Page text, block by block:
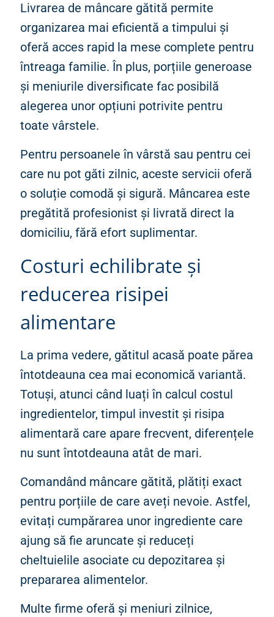
Livrarea de mâncare gătită permite
organizarea mai eficientă a timpului și
oferă acces rapid la mese complete pentru
întreaga familie. În plus, porțiile generoase
și meniurile diversificate fac posibilă
alegerea unor opțiuni potrivite pentru
toate vârstele.
Pentru persoanele în vârstă sau pentru cei
care nu pot găti zilnic, aceste servicii oferă
o soluție comodă și sigură. Mâncarea este
pregătită profesionist și livrată direct la
domiciliu, fără efort suplimentar.
Costuri echilibrate și
reducerea risipei
alimentare
La prima vedere, gătitul acasă poate părea
întotdeauna cea mai economică variantă.
Totuși, atunci când luați în calcul costul
ingredientelor, timpul investit și risipa
alimentară care apare frecvent, diferențele
nu sunt întotdeauna atât de mari.
Comandând mâncare gătită, plătiți exact
pentru porțiile de care aveți nevoie. Astfel,
evitați cumpărarea unor ingrediente care
ajung să fie aruncate și reduceți
cheltuielile asociate cu depozitarea și
prepararea alimentelor.
Multe firme oferă și meniuri zilnice,